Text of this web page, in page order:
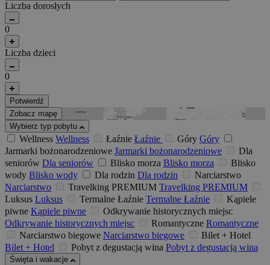
Liczba dorosłych
0
Liczba dzieci
0
Potwierdź
Zobacz mapę
Wybierz typ pobytu
Wellness Wellness Łaźnie Łaźnie Góry Góry
Jarmarki bożonarodzeniowe Jarmarki bożonarodzeniowe
Dla
seniorów Dla seniorów Blisko morza Blisko morza
Blisko
wody Blisko wody Dla rodzin Dla rodzin
Narciarstwo
Narciarstwo
Travelking PREMIUM Travelking PREMIUM
Luksus Luksus Termalne Łaźnie Termalne Łaźnie
Kąpiele
piwne Kąpiele piwne
Odkrywanie historycznych miejsc
Odkrywanie historycznych miejsc
Romantyczne Romantyczne
Narciarstwo biegowe Narciarstwo biegowe
Bilet + Hotel
Bilet + Hotel
Pobyt z degustacją wina Pobyt z degustacją wina
Święta i wakacje